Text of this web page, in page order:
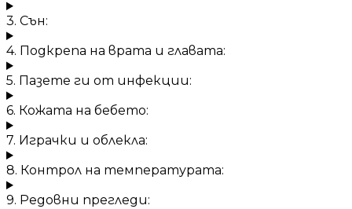
3. Сън:
4. Подкрепа на врата и главата:
5. Пазете ги от инфекции:
6. Кожата на бебето:
7. Играчки и облекла:
8. Контрол на температурата:
9. Редовни прегледи: